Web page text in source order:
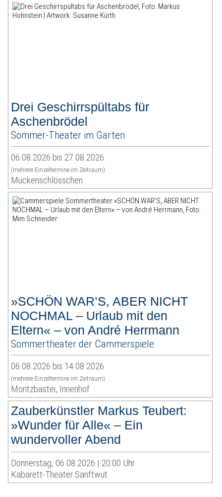
Drei Geschirrspültabs für
Aschenbrödel
Sommer-Theater im Garten
06.08.2026 bis 27.08.2026
(mehrere Einzeltermine im Zeitraum)
Mückenschlösschen
»SCHÖN WAR’S, ABER NICHT
NOCHMAL – Urlaub mit den
Eltern« – von André Herrmann
Sommertheater der Cammerspiele
06.08.2026 bis 14.08.2026
(mehrere Einzeltermine im Zeitraum)
Moritzbastei, Innenhof
Zauberkünstler Markus Teubert:
»Wunder für Alle« – Ein
wundervoller Abend
Donnerstag, 06.08.2026 | 20:00 Uhr
Kabarett-Theater Sanftwut